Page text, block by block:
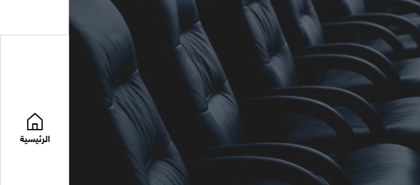
الرئيسية